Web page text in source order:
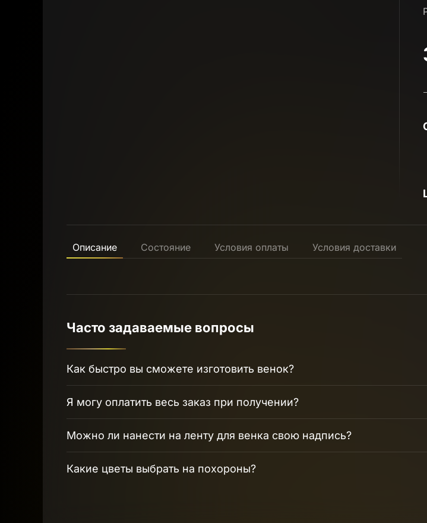
Описание Состояние Условия оплаты Условия доставки
Часто задаваемые вопросы
Как быстро вы сможете изготовить венок?
Я могу оплатить весь заказ при получении?
Можно ли нанести на ленту для венка свою надпись?
Какие цветы выбрать на похороны?